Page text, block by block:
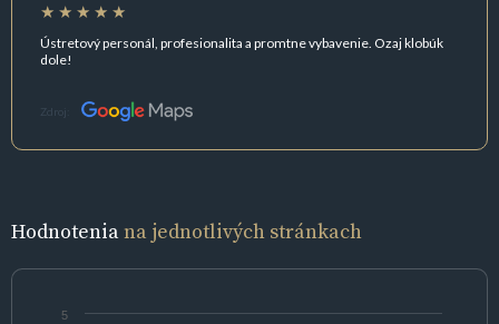
Ústretový personál, profesionalita a promtne vybavenie. Ozaj klobúk
dole!
Zdroj:
Hodnoteniana jednotlivých stránkach
5